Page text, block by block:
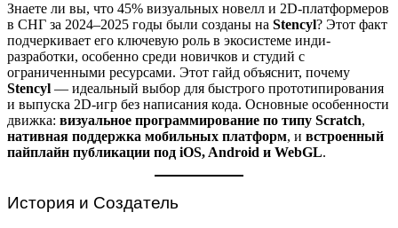
Знаете ли вы, что 45% визуальных новелл и 2D-платформеров
в СНГ за 2024–2025 годы были созданы на Stencyl? Этот факт
подчеркивает его ключевую роль в экосистеме инди-
разработки, особенно среди новичков и студий с
ограниченными ресурсами. Этот гайд объяснит, почему
Stencyl — идеальный выбор для быстрого прототипирования
и выпуска 2D-игр без написания кода. Основные особенности
движка: визуальное программирование по типу Scratch,
нативная поддержка мобильных платформ, и встроенный
пайплайн публикации под iOS, Android и WebGL.
История и Создатель